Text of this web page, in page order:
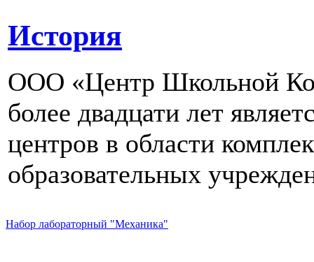
История
ООО «Центр Школьной
более двадцати лет
центров в области
образовательных
Набор лабораторный "Механика"